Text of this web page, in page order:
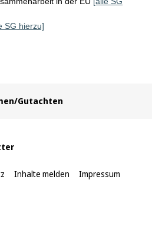
SG hierzu]
Gutachten
Inhalte melden Impressum